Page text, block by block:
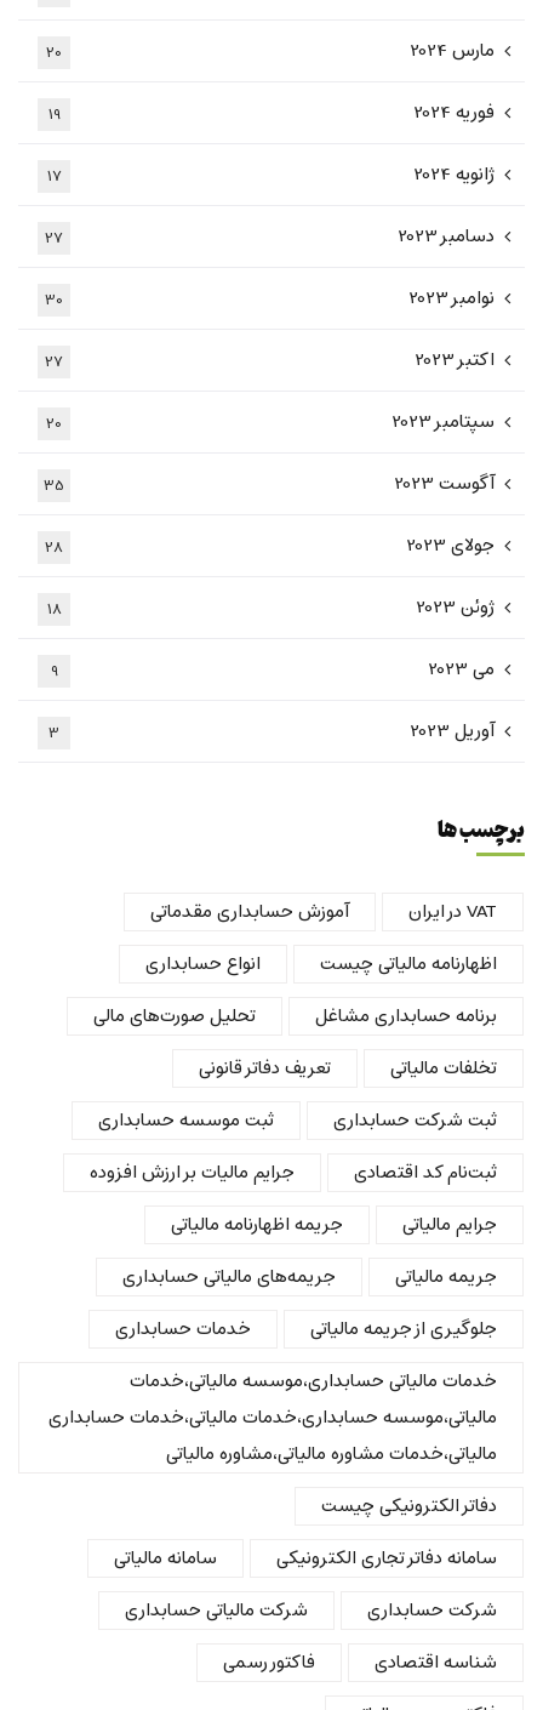
مارس 2024 20
فوریه 2024 19
ژانویه 2024 17
دسامبر 2023 27
نوامبر 2023 30
اکتبر 2023 27
سپتامبر 2023 20
آگوست 2023 35
جولای 2023 28
ژوئن 2023 18
می 2023 9
آوریل 2023 3
برچسب ها
VAT در ایران
آموزش حسابداری مقدماتی
اظهارنامه مالیاتی چیست
انواع حسابداری
برنامه حسابداری مشاغل
تحلیل صورت‌های مالی
تخلفات مالیاتی
تعریف دفاتر قانونی
ثبت شرکت حسابداری
ثبت موسسه حسابداری
ثبت‌نام کد اقتصادی
جرایم مالیات بر ارزش افزوده
جرایم مالیاتی
جریمه اظهارنامه مالیاتی
جریمه مالیاتی
جریمه‌های مالیاتی حسابداری
جلوگیری از جریمه مالیاتی
خدمات حسابداری
خدمات مالیاتی حسابداری،موسسه مالیاتی،خدمات
مالیاتی،موسسه حسابداری،خدمات مالیاتی،خدمات حسابداری
مالیاتی،خدمات مشاوره مالیاتی،مشاوره مالیاتی
دفاتر الکترونیکی چیست
سامانه دفاتر تجاری الکترونیکی
سامانه مالیاتی
شرکت حسابداری
شرکت مالیاتی حسابداری
شناسه اقتصادی
فاکتور رسمی